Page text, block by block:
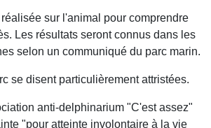
sur l'animal pour comprendre
Les résultats seront connus dans les
selon un communiqué du parc marin.
se disent particulièrement attristées.
anti-delphinarium "C'est assez"
"pour atteinte involontaire à la vie